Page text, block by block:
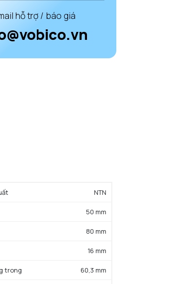
hỗ trợ / báo giá
NTN
50 mm
80 mm
16 mm
trong 60,3 mm